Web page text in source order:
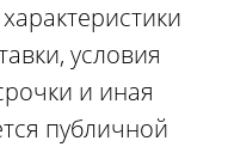
условия
и иная
публичной